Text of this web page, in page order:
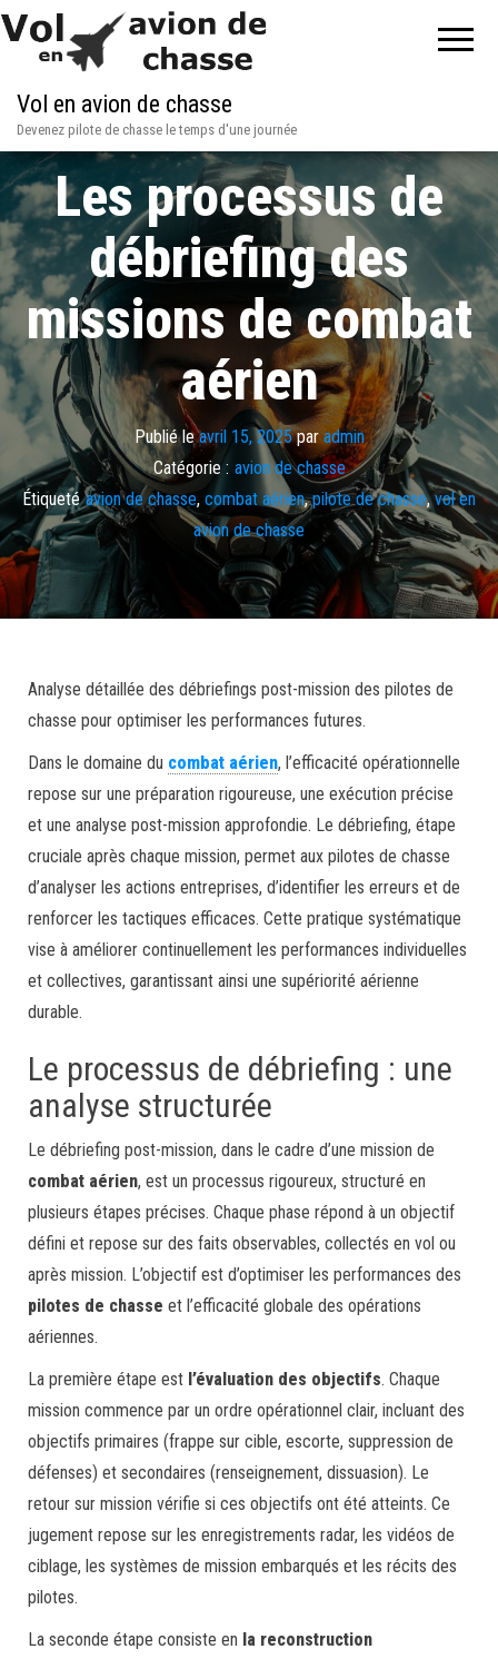
Vol en avion de chasse
Devenez pilote de chasse le temps d'une journée
Les processus de
débriefing des
missions de combat
aérien
Publié leavril 15, 2025paradmin
Catégorie : avion de chasse
Étiqueté avion de chasse, combat aérien,pilote de chasse,vol en
avion de chasse
Analyse détaillée des débriefings post-mission des pilotes de
chasse pour optimiser les performances futures.
Dans le domaine du combat aérien, l’efficacité opérationnelle
repose sur une préparation rigoureuse, une exécution précise
et une analyse post-mission approfondie. Le débriefing, étape
cruciale après chaque mission, permet aux pilotes de chasse
d’analyser les actions entreprises, d’identifier les erreurs et de
renforcer les tactiques efficaces. Cette pratique systématique
vise à améliorer continuellement les performances individuelles
et collectives, garantissant ainsi une supériorité aérienne
durable.
Le processus de débriefing : une
analyse structurée
Le débriefing post-mission, dans le cadre d’une mission de
combat aérien, est un processus rigoureux, structuré en
plusieurs étapes précises. Chaque phase répond à un objectif
défini et repose sur des faits observables, collectés en vol ou
après mission. L’objectif est d’optimiser les performances des
pilotes de chasse et l’efficacité globale des opérations
aériennes.
La première étape est l’évaluation des objectifs. Chaque
mission commence par un ordre opérationnel clair, incluant des
objectifs primaires (frappe sur cible, escorte, suppression de
défenses) et secondaires (renseignement, dissuasion). Le
retour sur mission vérifie si ces objectifs ont été atteints. Ce
jugement repose sur les enregistrements radar, les vidéos de
ciblage, les systèmes de mission embarqués et les récits des
pilotes.
La seconde étape consiste en la reconstruction